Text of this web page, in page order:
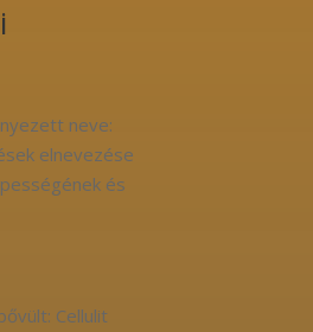
neve:
elnevezése
és
Cellulit